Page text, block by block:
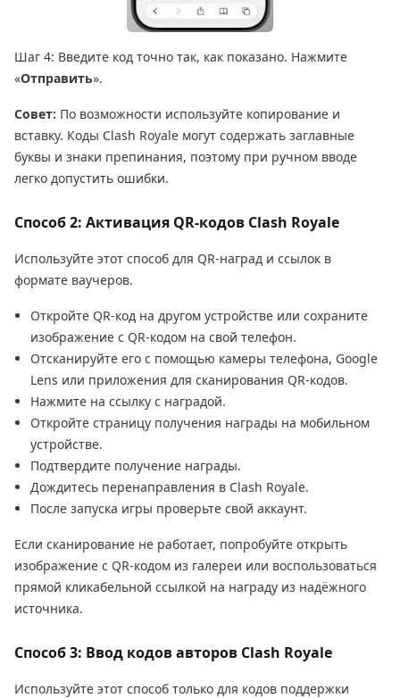
Шаг 4: Введите код точно так, как показано. Нажмите
«Отправить».
Совет: По возможности используйте копирование и
вставку. Коды Clash Royale могут содержать заглавные
буквы и знаки препинания, поэтому при ручном вводе
легко допустить ошибки.
Способ 2: Активация QR-кодов Clash Royale
Используйте этот способ для QR-наград и ссылок в
формате ваучеров.
Откройте QR-код на другом устройстве или сохраните
изображение с QR-кодом на свой телефон.
Отсканируйте его с помощью камеры телефона, Google
Lens или приложения для сканирования QR-кодов.
Нажмите на ссылку с наградой.
Откройте страницу получения награды на мобильном
устройстве.
Подтвердите получение награды.
Дождитесь перенаправления в Clash Royale.
После запуска игры проверьте свой аккаунт.
Если сканирование не работает, попробуйте открыть
изображение с QR-кодом из галереи или воспользоваться
прямой кликабельной ссылкой на награду из надёжного
источника.
Способ 3: Ввод кодов авторов Clash Royale
Используйте этот способ только для кодов поддержки